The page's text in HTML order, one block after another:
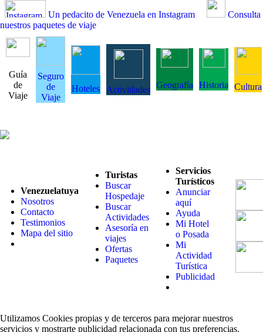
Un pedacito de Venezuela en Instagram
Consulta
nuestros paquetes de viaje
Guía
de
Viaje
Seguro
de
Viaje
Hoteles Actividades Geografía Historia Cultura
Venezuelatuya
Nosotros
Contacto
Testimonios
Mapa del sitio
Turistas
Buscar
Hospedaje
Buscar
Actividades
Asesoría en
viajes
Ofertas
Paquetes
Servicios
Turísticos
Anunciar
aquí
Ayuda
Mi Hotel
o Posada
Mi
Actividad
Turística
Publicidad
Utilizamos Cookies propias y de terceros para mejorar nuestros
servicios y mostrarte publicidad relacionada con tus preferencias.